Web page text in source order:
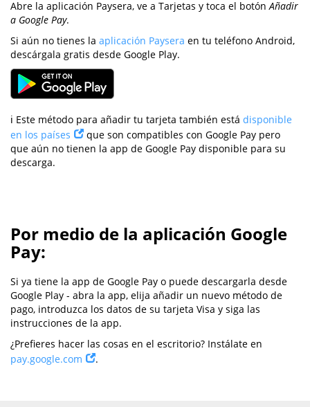
Abre la aplicación Paysera, ve a Tarjetas y toca el botón Añadir
a Google Pay.
Si aún no tienes la aplicación Paysera en tu teléfono Android,
descárgala gratis desde Google Play.
ℹ️ Este método para añadir tu tarjeta también está disponible
en los países
que son compatibles con Google Pay pero
que aún no tienen la app de Google Pay disponible para su
descarga.
Por medio de la aplicación Google
Pay:
Si ya tiene la app de Google Pay o puede descargarla desde
Google Play - abra la app, elija añadir un nuevo método de
pago, introduzca los datos de su tarjeta Visa y siga las
instrucciones de la app.
¿Prefieres hacer las cosas en el escritorio? Instálate en
pay.google.com
.